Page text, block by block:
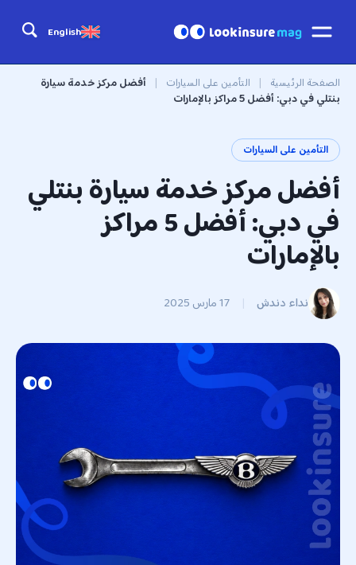
English
الصفحة الرئيسية | التأمين على السيارات | أفضل مركز خدمة سيارة
بنتلي في دبي: أفضل 5 مراكز بالإمارات
التأمين على السيارات
أفضل مركز خدمة سيارة بنتلي
في دبي: أفضل 5 مراكز
بالإمارات
نداء دندش | 17 مارس 2025